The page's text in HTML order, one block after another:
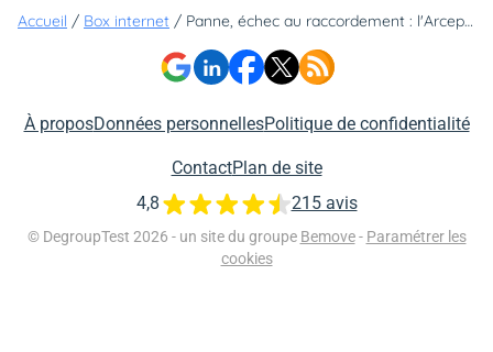
Accueil / Box internet / Panne, échec au raccordement : l'Arcep public son observatoire de la qualité des réseaux en fibre optique
À proposDonnées personnellesPolitique de confidentialité
ContactPlan de site
© DegroupTest 2026 - un site du groupe Bemove - Paramétrer les
cookies
4,8 215 avis